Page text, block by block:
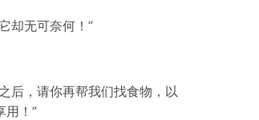
却无可奈何！”
后，请你再帮我们找食物，以
用！”